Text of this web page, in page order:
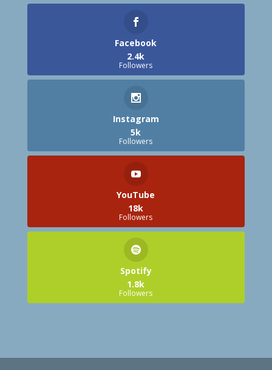
Facebook
2.4k
Followers
Instagram
5k
Followers
YouTube
18k
Followers
Spotify
1.8k
Followers